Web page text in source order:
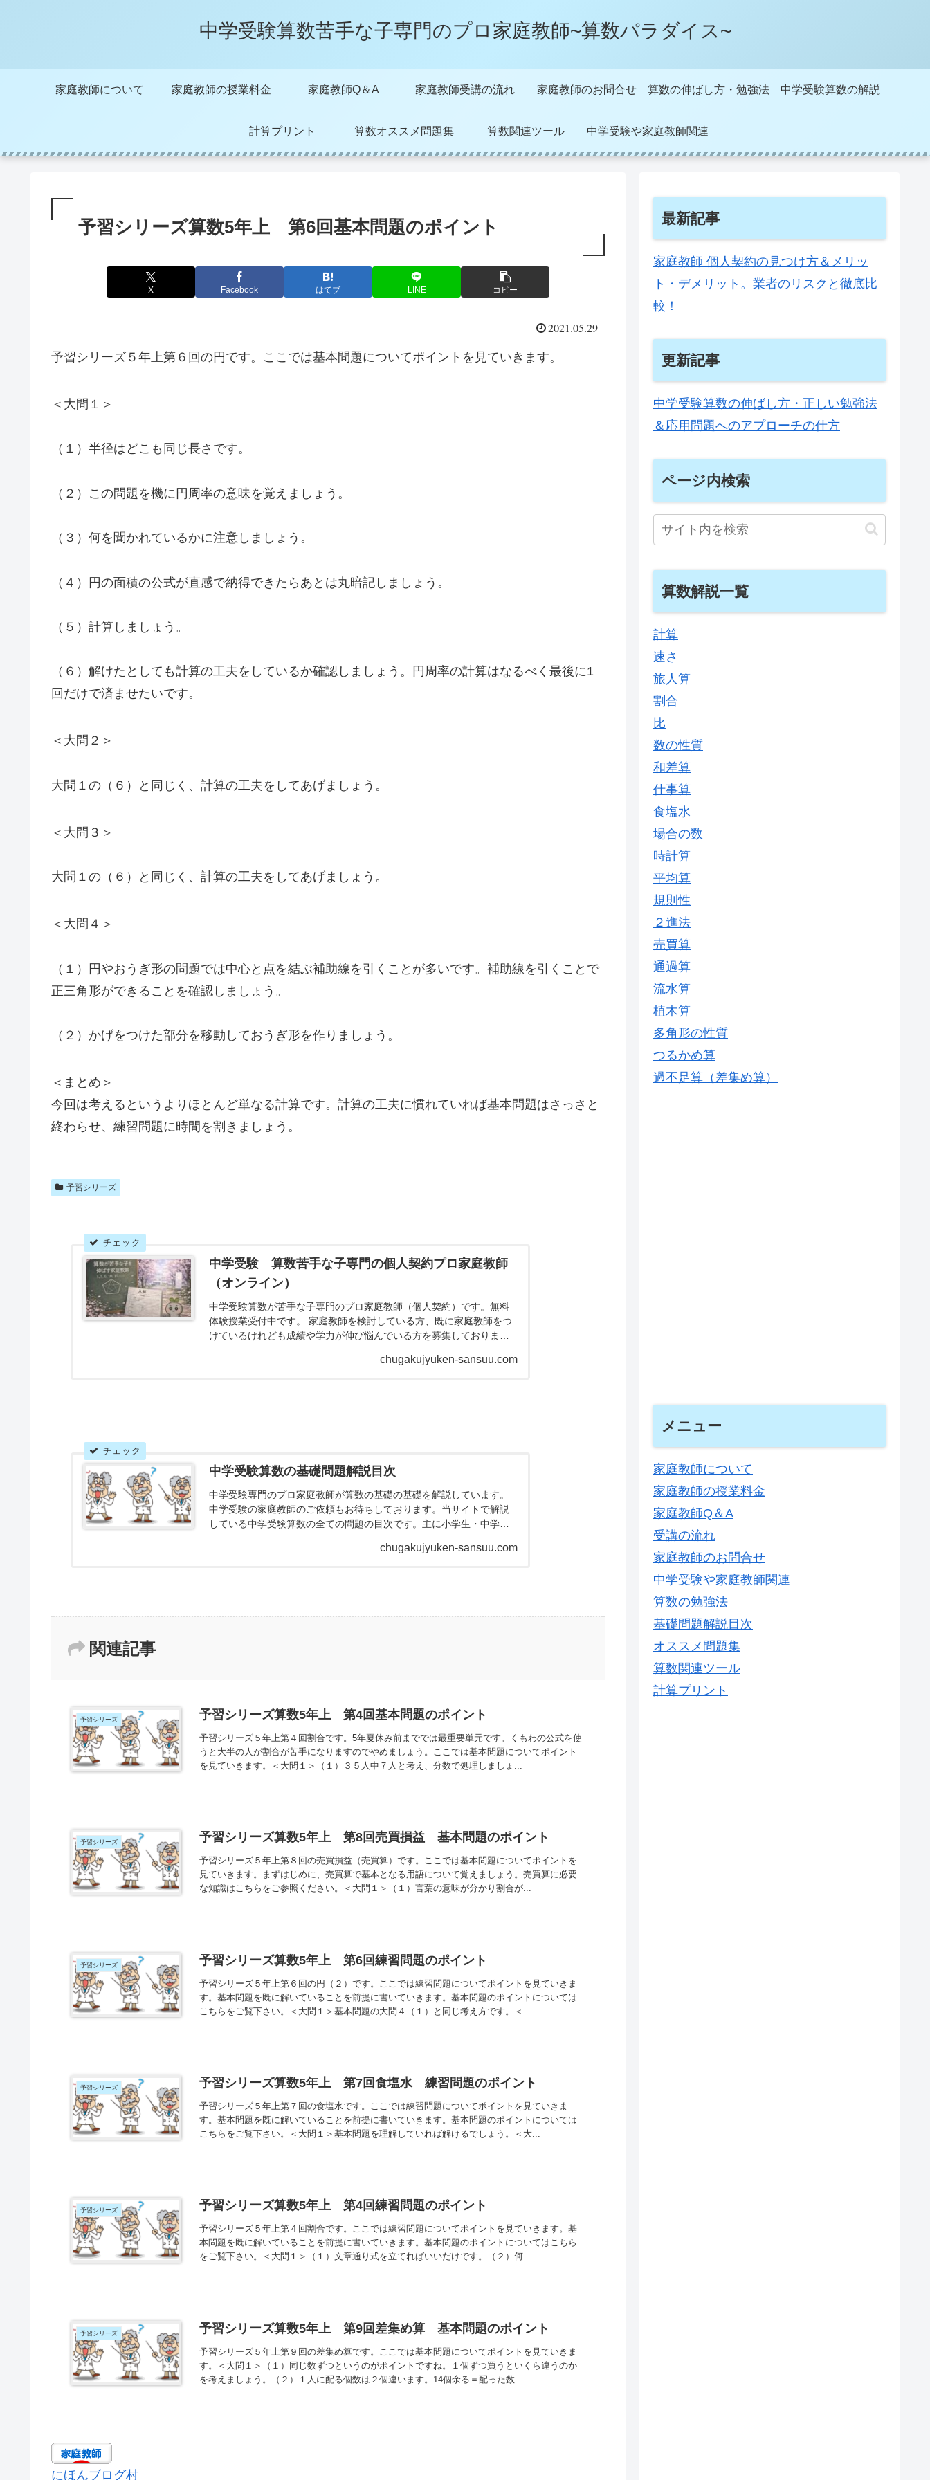
中学受験算数苦手な子専門のプロ家庭教師~算数パラダイス~
家庭教師について 家庭教師の授業料金 家庭教師Q＆A 家庭教師受講の流れ 家庭教師のお問合せ 算数の伸ばし方・勉強法 中学受験算数の解説
計算プリント 算数オススメ問題集 算数関連ツール 中学受験や家庭教師関連
予習シリーズ算数5年上 第6回基本問題のポイント
X Facebook はてブ LINE コピー
2021.05.29
予習シリーズ５年上第６回の円です。ここでは基本問題についてポイントを見ていきます。
＜大問１＞
（１）半径はどこも同じ長さです。
（２）この問題を機に円周率の意味を覚えましょう。
（３）何を聞かれているかに注意しましょう。
（４）円の面積の公式が直感で納得できたらあとは丸暗記しましょう。
（５）計算しましょう。
（６）解けたとしても計算の工夫をしているか確認しましょう。円周率の計算はなるべく最後に1
回だけで済ませたいです。
＜大問２＞
大問１の（６）と同じく、計算の工夫をしてあげましょう。
＜大問３＞
大問１の（６）と同じく、計算の工夫をしてあげましょう。
＜大問４＞
（１）円やおうぎ形の問題では中心と点を結ぶ補助線を引くことが多いです。補助線を引くことで
正三角形ができることを確認しましょう。
（２）かげをつけた部分を移動しておうぎ形を作りましょう。
＜まとめ＞
今回は考えるというよりほとんど単なる計算です。計算の工夫に慣れていれば基本問題はさっさと
終わらせ、練習問題に時間を割きましょう。
予習シリーズ
中学受験 算数苦手な子専門の個人契約プロ家庭教師
（オンライン）
中学受験算数が苦手な子専門のプロ家庭教師（個人契約）です。無料
体験授業受付中です。 家庭教師を検討している方、既に家庭教師をつ
けているけれども成績や学力が伸び悩んでいる方を募集しておりま
する応用力をつける指導をしております。chugakujyuken-sansuu.com
中学受験算数の基礎問題解説目次
中学受験専門のプロ家庭教師が算数の基礎の基礎を解説しています。
中学受験の家庭教師のご依頼もお待ちしております。当サイトで解説
している中学受験算数の全ての問題の目次です。主に小学生・中学受
chugakujyuken-sansuu.com
関連記事
予習シリーズ 予習シリーズ算数5年上 第4回基本問題のポイント
予習シリーズ５年上第４回割合です。5年夏休み前まででは最重要単元です。くもわの公式を使
うと大半の人が割合が苦手になりますのでやめましょう。ここでは基本問題についてポイント
を見ていきます。＜大問１＞（１）３５人中７人と考え、分数で処理しましょ...
予習シリーズ 予習シリーズ算数5年上 第8回売買損益 基本問題のポイント
予習シリーズ５年上第８回の売買損益（売買算）です。ここでは基本問題についてポイントを
見ていきます。まずはじめに、売買算で基本となる用語について覚えましょう。売買算に必要
な知識はこちらをご参照ください。＜大問１＞（１）言葉の意味が分かり割合が...
予習シリーズ 予習シリーズ算数5年上 第6回練習問題のポイント
予習シリーズ５年上第６回の円（２）です。ここでは練習問題についてポイントを見ていきま
す。基本問題を既に解いていることを前提に書いていきます。基本問題のポイントについては
こちらをご覧下さい。＜大問１＞基本問題の大問４（１）と同じ考え方です。＜...
予習シリーズ 予習シリーズ算数5年上 第7回食塩水 練習問題のポイント
予習シリーズ５年上第７回の食塩水です。ここでは練習問題についてポイントを見ていきま
す。基本問題を既に解いていることを前提に書いていきます。基本問題のポイントについては
こちらをご覧下さい。＜大問１＞基本問題を理解していれば解けるでしょう。＜大...
予習シリーズ 予習シリーズ算数5年上 第4回練習問題のポイント
予習シリーズ５年上第４回割合です。ここでは練習問題についてポイントを見ていきます。基
本問題を既に解いていることを前提に書いていきます。基本問題のポイントについてはこちら
をご覧下さい。＜大問１＞（１）文章通り式を立てればいいだけです。（２）何...
予習シリーズ 予習シリーズ算数5年上 第9回差集め算 基本問題のポイント
予習シリーズ５年上第９回の差集め算です。ここでは基本問題についてポイントを見ていきま
す。＜大問１＞（１）同じ数ずつというのがポイントですね。１個ずつ買うといくら違うのか
を考えましょう。（２）１人に配る個数は２個違います。14個余る＝配った数...
にほんブログ村
最新記事
家庭教師 個人契約の見つけ方＆メリッ
ト・デメリット。業者のリスクと徹底比
較！
更新記事
中学受験算数の伸ばし方・正しい勉強法
＆応用問題へのアプローチの仕方
ページ内検索
算数解説一覧
計算
速さ
旅人算
割合
比
数の性質
和差算
仕事算
食塩水
場合の数
時計算
平均算
規則性
２進法
売買算
通過算
流水算
植木算
多角形の性質
つるかめ算
過不足算（差集め算）
メニュー
家庭教師について
家庭教師の授業料金
家庭教師Q＆A
受講の流れ
家庭教師のお問合せ
中学受験や家庭教師関連
算数の勉強法
基礎問題解説目次
オススメ問題集
算数関連ツール
計算プリント